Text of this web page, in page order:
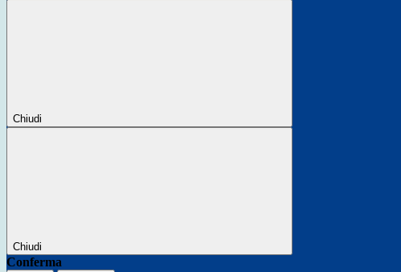
Chiudi
Chiudi
Conferma